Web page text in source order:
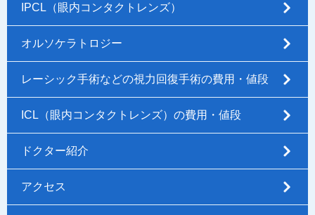
IPCL（眼内コンタクトレンズ）
オルソケラトロジー
レーシック手術などの視力回復手術の費用・値段
ICL（眼内コンタクトレンズ）の費用・値段
ドクター紹介
アクセス